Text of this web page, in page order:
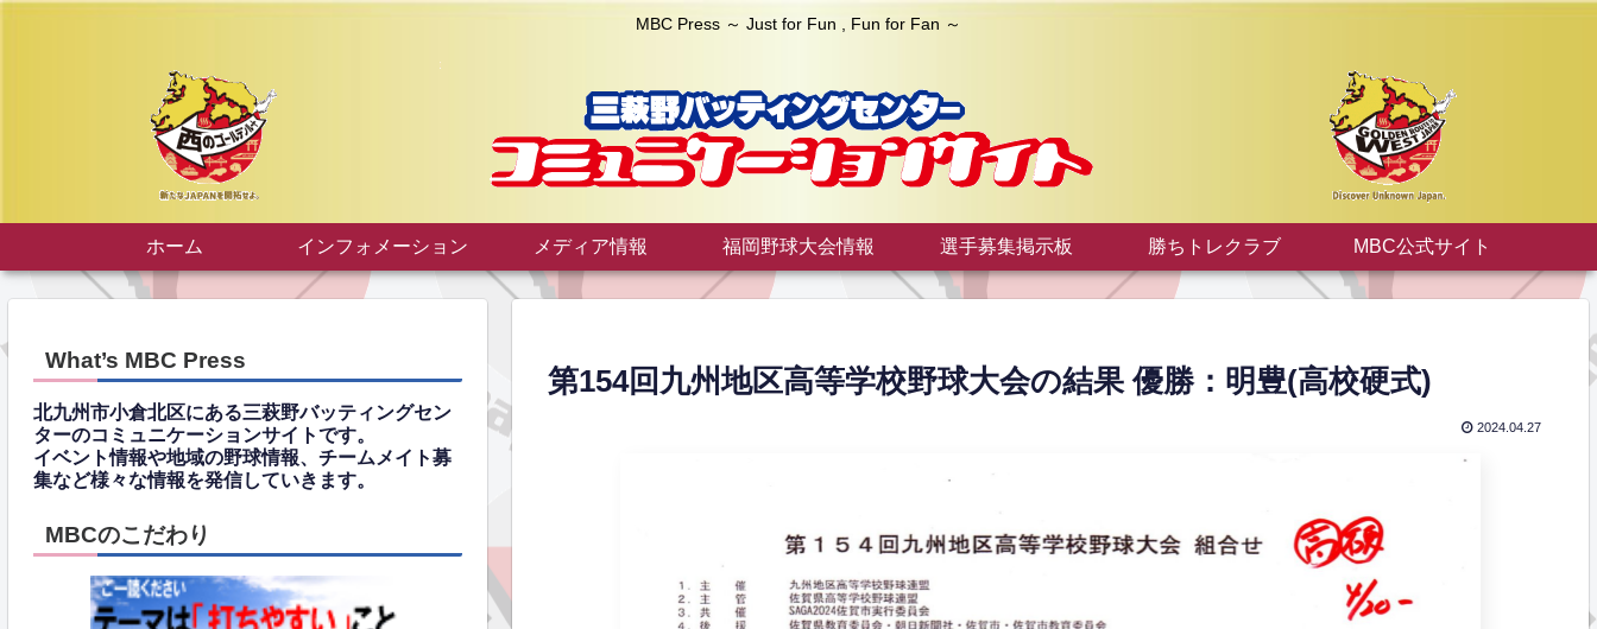
MBC Press ～ Just for Fun , Fun for Fan ～
ホーム インフォメーション メディア情報 福岡野球大会情報 選手募集掲示板 勝ちトレクラブ MBC公式サイト
第154回九州地区高等学校野球大会の結果 優勝：明豊(高校硬式)
2024.04.27
What’s MBC Press
北九州市小倉北区にある三萩野バッティングセン
ターのコミュニケーションサイトです。
イベント情報や地域の野球情報、チームメイト募
集など様々な情報を発信していきます。
MBCのこだわり